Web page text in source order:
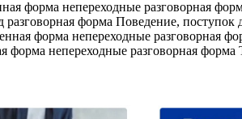
форма непереходные разговорная
разговорная форма Поведение, поступок
форма непереходные разговорная
форма непереходные разговорная